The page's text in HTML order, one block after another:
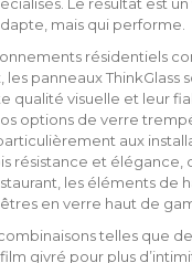
mais qui performe.
résidentiels
panneaux ThinkGlass
qualité visuelle et leur
options de verre
aux
résistance et élégance,
les éléments de
en verre haut de
telles que
givré pour plus